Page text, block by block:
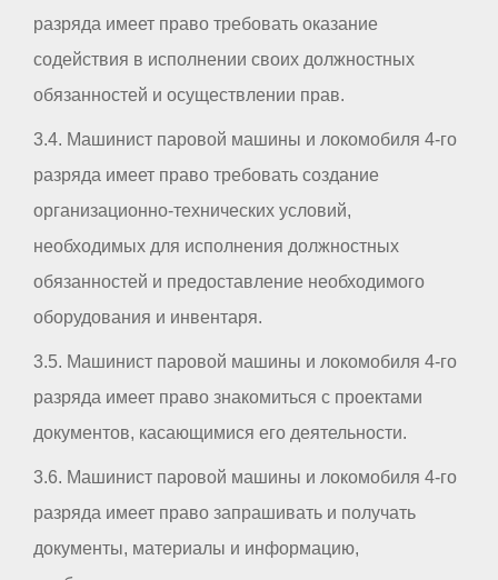
разряда имеет право требовать оказание
содействия в исполнении своих должностных
обязанностей и осуществлении прав.
3.4. Машинист паровой машины и локомобиля 4-го
разряда имеет право требовать создание
организационно-технических условий,
необходимых для исполнения должностных
обязанностей и предоставление необходимого
оборудования и инвентаря.
3.5. Машинист паровой машины и локомобиля 4-го
разряда имеет право знакомиться с проектами
документов, касающимися его деятельности.
3.6. Машинист паровой машины и локомобиля 4-го
разряда имеет право запрашивать и получать
документы, материалы и информацию,